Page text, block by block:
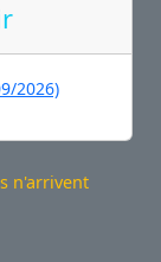
2026)
n'arrivent